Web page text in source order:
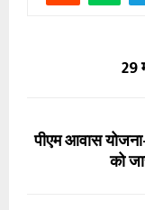
29
पीएम आवास
को